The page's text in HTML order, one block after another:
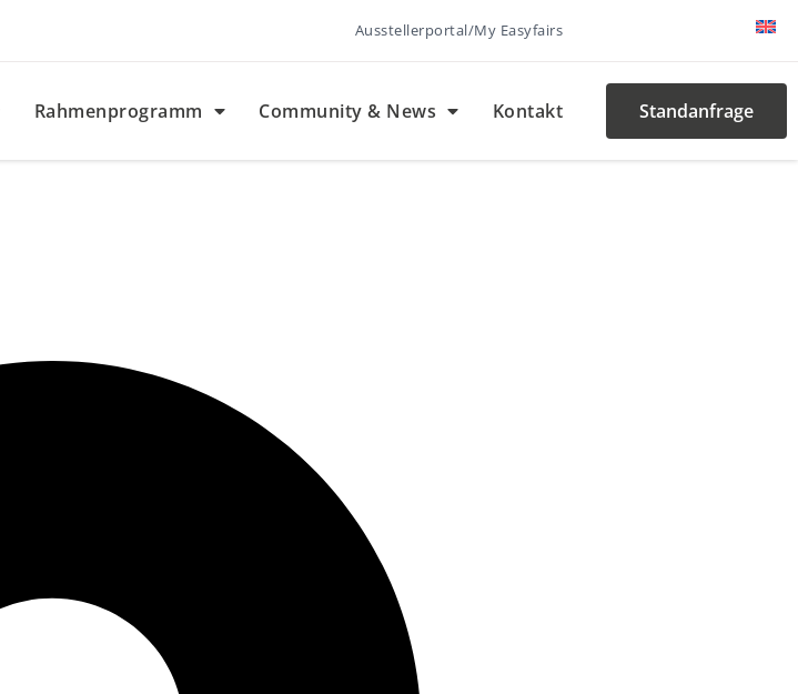
Ausstellerportal/My Easyfairs
Rahmenprogramm Community & News Kontakt Standanfrage